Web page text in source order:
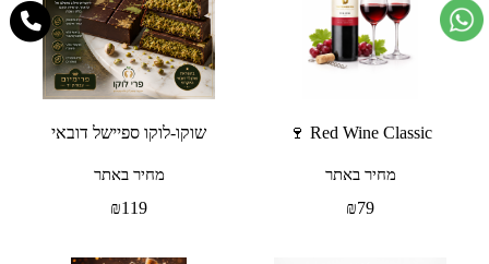
Red Wine Classic 🍷
מחיר באתר
₪79
שוקו-לוקו ספיישל דובאי
מחיר באתר
₪119